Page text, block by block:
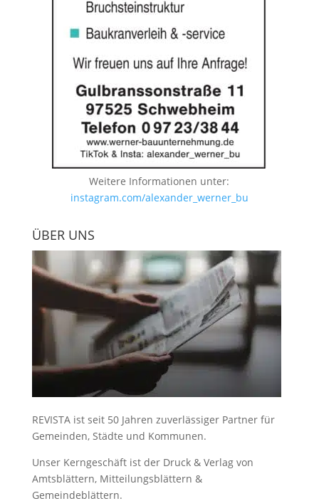
Weitere Informationen unter:
instagram.com/alexander_werner_bu
ÜBER UNS
REVISTA ist seit 50 Jahren zuverlässiger Partner für
Gemeinden, Städte und Kommunen.
Unser Kerngeschäft ist der Druck & Verlag von
Amtsblättern, Mitteilungsblättern &
Gemeindeblättern.